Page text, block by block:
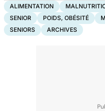
ALIMENTATION
SENIOR
POIDS, OBÉSITÉ
SENIORS
ARCHIVES